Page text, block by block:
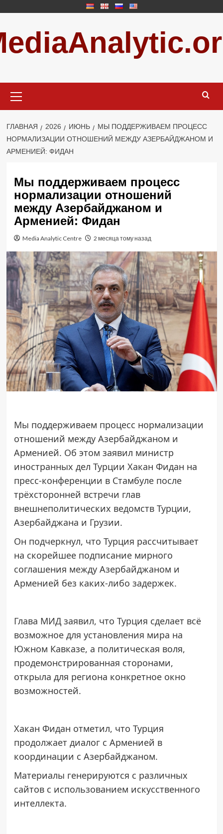
содержимому
меню
ГЛАВНАЯ 2026 ИЮНЬ
МЫ ПОДДЕРЖИВАЕМ ПРОЦЕСС
НОРМАЛИЗАЦИИ ОТНОШЕНИЙ МЕЖДУ АЗЕРБАЙДЖАНОМ И
АРМЕНИЕЙ: ФИДАН
Мы поддерживаем процесс
нормализации отношений
между Азербайджаном и
Арменией: Фидан
Media Analytic Centre 2 месяца тому назад
Мы поддерживаем процесс нормализации
отношений между Азербайджаном и
Арменией. Об этом заявил министр
иностранных дел Турции Хакан Фидан на
пресс-конференции в Стамбуле после
трёхсторонней встречи глав
внешнеполитических ведомств Турции,
Азербайджана и Грузии.
Он подчеркнул, что Турция рассчитывает
на скорейшее подписание мирного
соглашения между Азербайджаном и
Арменией без каких-либо задержек.
Глава МИД заявил, что Турция сделает всё
возможное для установления мира на
Южном Кавказе, а политическая воля,
продемонстрированная сторонами,
открыла для региона конкретное окно
возможностей.
Хакан Фидан отметил, что Турция
продолжает диалог с Арменией в
координации с Азербайджаном.
Материалы генерируются с различных
сайтов с использованием искусственного
интеллекта.